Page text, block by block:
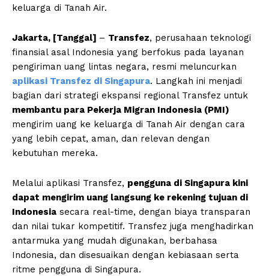
keluarga di Tanah Air.
Jakarta, [Tanggal] – Transfez, perusahaan teknologi
finansial asal Indonesia yang berfokus pada layanan
pengiriman uang lintas negara, resmi meluncurkan
aplikasi Transfez di Singapura. Langkah ini menjadi
bagian dari strategi ekspansi regional Transfez untuk
membantu para Pekerja Migran Indonesia (PMI)
mengirim uang ke keluarga di Tanah Air dengan cara
yang lebih cepat, aman, dan relevan dengan
kebutuhan mereka.
Melalui aplikasi Transfez, pengguna di Singapura kini
dapat mengirim uang langsung ke rekening tujuan di
Indonesia secara real-time, dengan biaya transparan
dan nilai tukar kompetitif. Transfez juga menghadirkan
antarmuka yang mudah digunakan, berbahasa
Indonesia, dan disesuaikan dengan kebiasaan serta
ritme pengguna di Singapura.